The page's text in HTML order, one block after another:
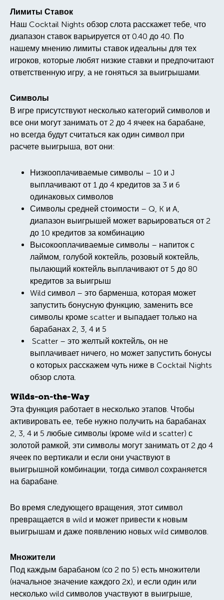
Лимиты Ставок
Наш Cocktail Nights обзор слота расскажет тебе, что
диапазон ставок варьируется от 0.40 до 40. По
нашему мнению лимиты ставок идеальны для тех
игроков, которые любят низкие ставки и предпочитают
ответственную игру, а не гоняться за выигрышами.
Символы
В игре присутствуют несколько категорий символов и
все они могут занимать от 2 до 4 ячеек на барабане,
но всегда будут считаться как один символ при
расчете выигрыша, вот они:
Низкооплачиваемые символы – 10 и J
выплачивают от 1 до 4 кредитов за 3 и 6
одинаковых символов
Символы средней стоимости – Q, K и A,
диапазон выигрышей может варьироваться от 2
до 10 кредитов за комбинацию
Высокооплачиваемые символы – напиток с
лаймом, голубой коктейль, розовый коктейль,
пылающий коктейль выплачивают от 5 до 80
кредитов за выигрыш
Wild символ – это барменша, которая может
запустить бонусную функцию, заменить все
символы кроме scatter и выпадает только на
барабанах 2, 3, 4 и 5
Scatter – это желтый коктейль, он не
выплачивает ничего, но может запустить бонусы
о которых расскажем чуть ниже в Cocktail Nights
обзор слота.
Wilds-on-the-Way
Эта функция работает в несколько этапов. Чтобы
активировать ее, тебе нужно получить на барабанах
2, 3, 4 и 5 любые символы (кроме wild и scatter) с
золотой рамкой, эти символы могут занимать от 2 до 4
ячеек по вертикали и если они участвуют в
выигрышной комбинации, тогда символ сохраняется
на барабане.
Во время следующего вращения, этот символ
превращается в wild и может привести к новым
выигрышам и даже появлению новых wild символов.
Множители
Под каждым барабаном (со 2 по 5) есть множители
(начальное значение каждого 2х), и если один или
несколько wild символов участвуют в выигрыше,